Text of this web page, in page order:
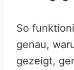
So
genau,
gezeigt,